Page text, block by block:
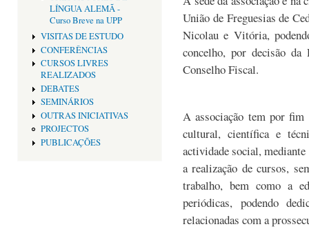
LÍNGUA ALEMÃ -
Curso Breve na UPP
VISITAS DE ESTUDO
CONFERÊNCIAS
CURSOS LIVRES
REALIZADOS
DEBATES
SEMINÁRIOS
OUTRAS INICIATIVAS
PROJECTOS
PUBLICAÇÕES
União de Freguesias de
Nicolau e Vitória,
concelho, por decisão
Conselho Fiscal.
A associação tem por fim
cultural, científica e
actividade social, mediante
a realização de cursos,
trabalho, bem como a
periódicas, podendo
relacionadas com a